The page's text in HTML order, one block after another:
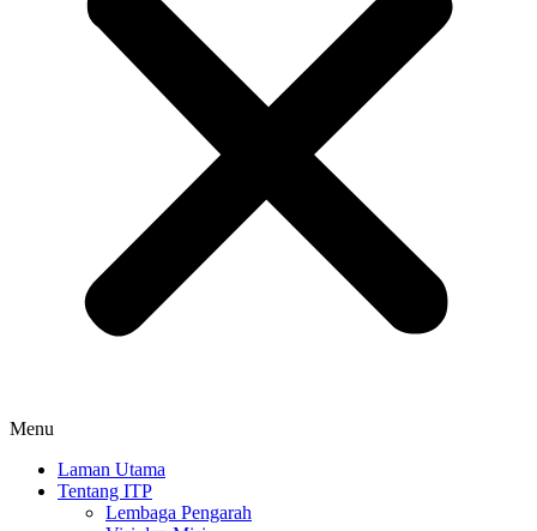
Menu
Laman Utama
Tentang ITP
Lembaga Pengarah